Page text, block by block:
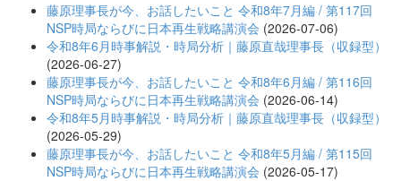
藤原理事長が今、お話したいこと 令和8年7月編 / 第117回
NSP時局ならびに日本再生戦略講演会 (2026-07-06)
令和8年6月時事解説・時局分析｜藤原直哉理事長（収録型）
(2026-06-27)
藤原理事長が今、お話したいこと 令和8年6月編 / 第116回
NSP時局ならびに日本再生戦略講演会 (2026-06-14)
令和8年5月時事解説・時局分析｜藤原直哉理事長（収録型）
(2026-05-29)
藤原理事長が今、お話したいこと 令和8年5月編 / 第115回
NSP時局ならびに日本再生戦略講演会 (2026-05-17)